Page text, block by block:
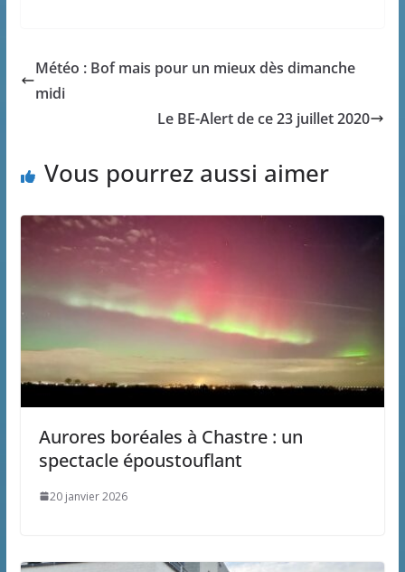
Météo : Bof mais pour un mieux dès dimanche
midi
Le BE-Alert de ce 23 juillet 2020
Vous pourrez aussi aimer
Aurores boréales à Chastre : un
spectacle époustouflant
20 janvier 2026